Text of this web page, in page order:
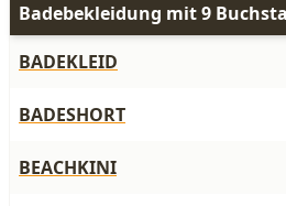
Badebekleidung mit 9
BADEKLEID
BADESHORT
BEACHKINI